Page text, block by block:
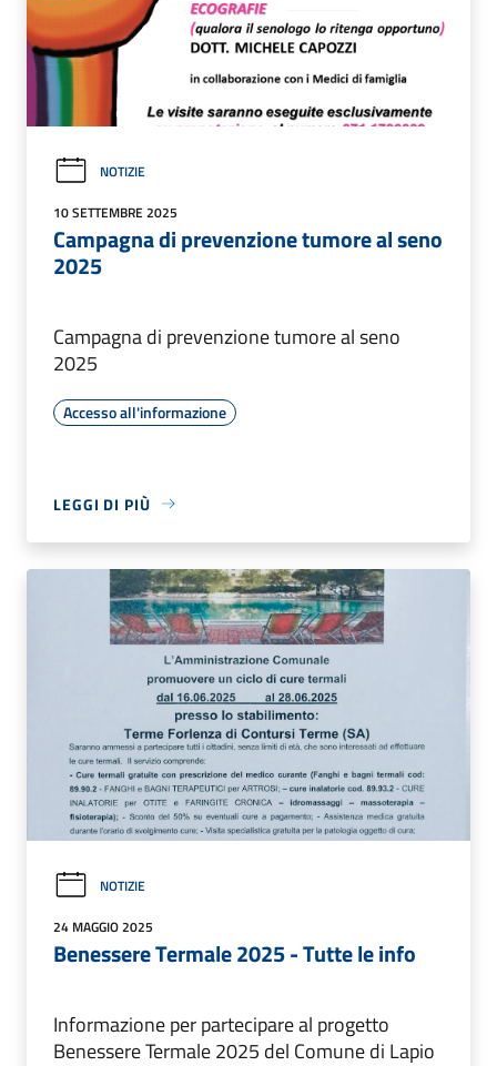
NOTIZIE
10 SETTEMBRE 2025
Campagna di prevenzione tumore al seno
2025
Campagna di prevenzione tumore al seno
2025
Accesso all'informazione
LEGGI DI PIÙ
NOTIZIE
24 MAGGIO 2025
Benessere Termale 2025 - Tutte le info
Informazione per partecipare al progetto
Benessere Termale 2025 del Comune di Lapio